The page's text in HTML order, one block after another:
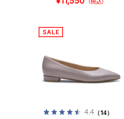
（税込）
4.4（14）